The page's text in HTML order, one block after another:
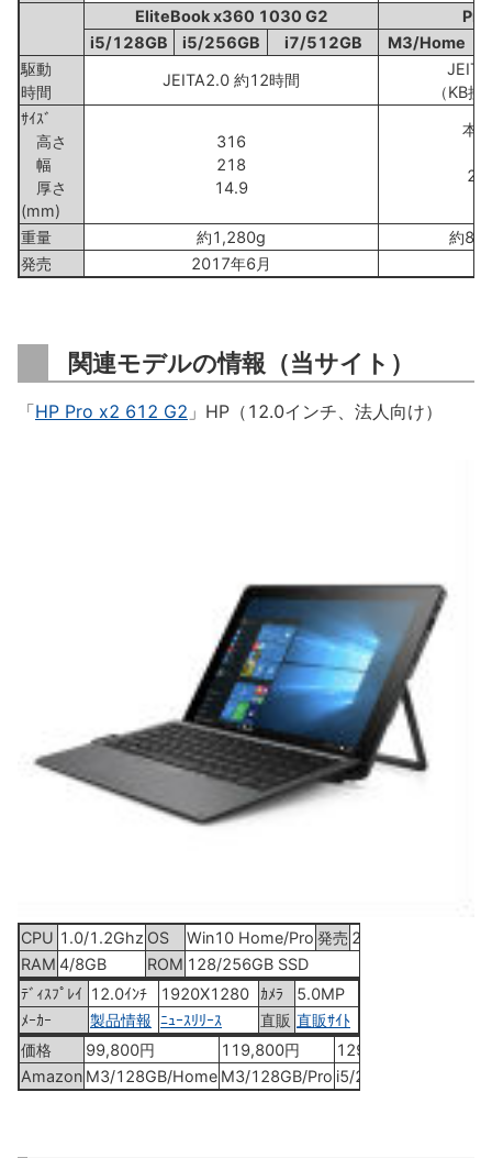
EliteBook x360 1030 G2
i5/128GB
i5/256GB i7/512GB M3/Home
駆動
時間
JEITA2.0 約12時間
（KB
ｻｲｽﾞ
高さ
幅
厚さ
(mm)
316
218
14.9
本
重量 約1,280g
約
発売
2017年6月
関連モデルの情報（当サイト）
「HP Pro x2 612 G2 」HP（12.0インチ、法人向け）
CPU 1.0/1.2Ghz OS Win10 Home/Pro 発売 2017年3月21日
RAM 4/8GB ROM 128/256GB SSD
ﾃﾞｨｽﾌﾟﾚｲ 12.0ｲﾝﾁ 1920X1280 ｶﾒﾗ
5.0MP
ﾒｰｶｰ
製品情報 ﾆｭｰｽﾘﾘｰｽ 直販 直販ｻｲﾄ
価格
99,800円 119,800円
129,800円
Amazon M3/128GB/Home M3/128GB/Pro i5/256GB/Pro